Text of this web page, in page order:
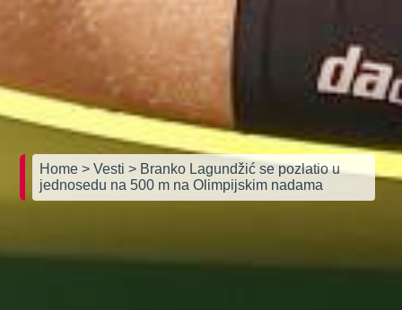
Home> Vesti> Branko Lagundžić se pozlatio u
jednosedu na 500 m na Olimpijskim nadama